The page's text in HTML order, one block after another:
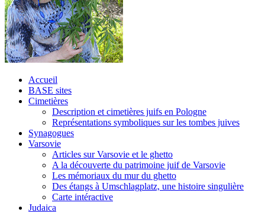
Accueil
BASE sites
Cimetières
Description et cimetières juifs en Pologne
Représentations symboliques sur les tombes juives
Synagogues
Varsovie
Articles sur Varsovie et le ghetto
A la découverte du patrimoine juif de Varsovie
Les mémoriaux du mur du ghetto
Des étangs à Umschlagplatz, une histoire singulière
Carte intéractive
Judaica